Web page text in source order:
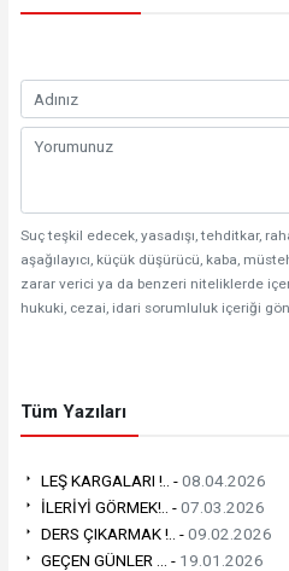
Suç teşkil edecek, yasadışı, tehditkar,
aşağılayıcı, küçük düşürücü, kaba,
zarar verici ya da benzeri niteliklerde
hukuki, cezai, idari sorumluluk içeriği
Tüm Yazıları
LEŞ KARGALARI !.. -08.04.2026
İLERİYİ GÖRMEK!.. -07.03.2026
DERS ÇIKARMAK !.. -09.02.2026
GEÇEN GÜNLER ... - 19.01.2026